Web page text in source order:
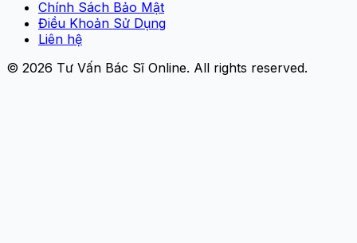
Chính Sách Bảo Mật
Điều Khoản Sử Dụng
Liên hệ
© 2026 Tư Vấn Bác Sĩ Online. All rights reserved.